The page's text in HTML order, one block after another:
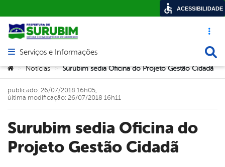
Acesso
Abrir menu principal de navegação
Serviços e Informações
Você está aqui:
> Notícias > Surubim sedia Oficina do Projeto Gestão Cidadã
Surubim sedia Oficina do
Projeto Gestão Cidadã
publicado: 26/07/2018 16h05,
última modificação: 26/07/2018 16h11
ACESSIBILIDADE